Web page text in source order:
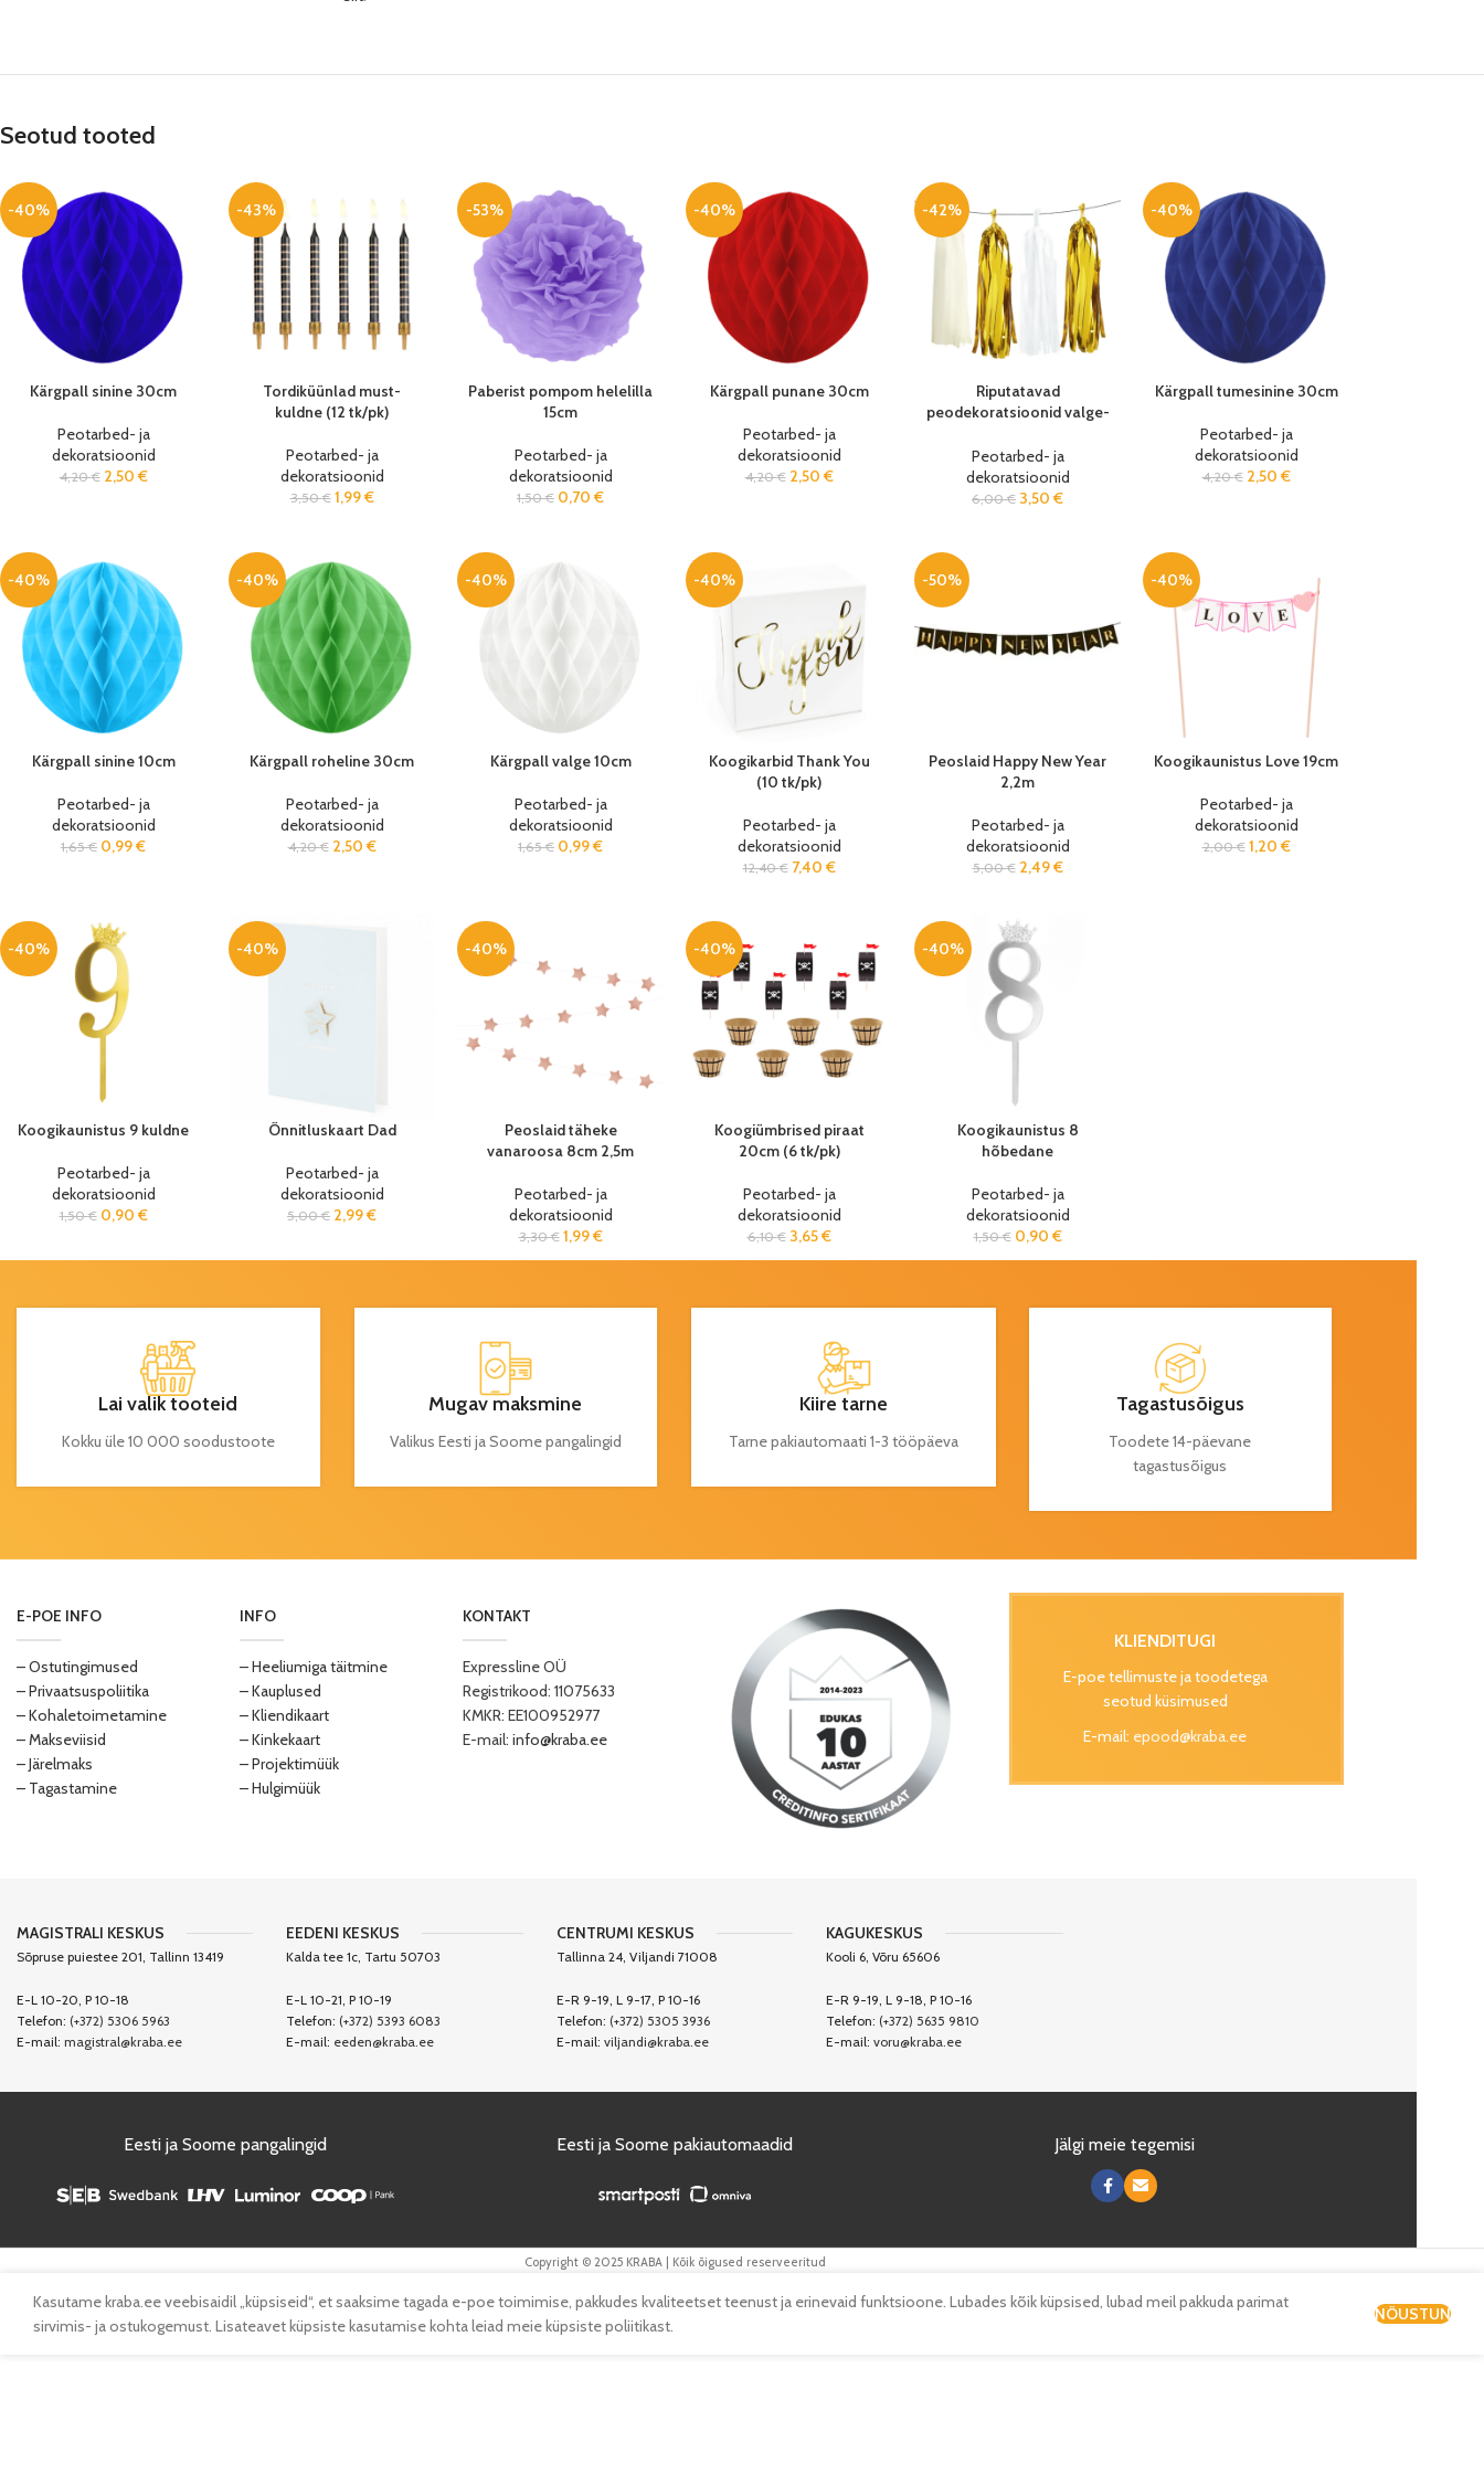
Seotud tooted
-40%
Kärgpall sinine 30cm
Peotarbed- ja
dekoratsioonid
4,20€ 2,50 €
-43%
Tordiküünlad must-
kuldne (12 tk/pk)
Peotarbed- ja
dekoratsioonid
3,50€ 1,99€
-53%
Paberist pompom helelilla
15cm
Peotarbed- ja
dekoratsioonid
1,50€ 0,70 €
-40%
Kärgpall punane 30cm
Peotarbed- ja
dekoratsioonid
4,20€ 2,50 €
-42%
Riputatavad
peodekoratsioonid valge-
Peotarbed- ja
dekoratsioonid
6,00€ 3,50 €
-40%
Kärgpall tumesinine 30cm
Peotarbed- ja
dekoratsioonid
4,20€ 2,50 €
-40%
Kärgpall sinine 10cm
Peotarbed- ja
dekoratsioonid
1,65€ 0,99€
-40%
Kärgpall roheline 30cm
Peotarbed- ja
dekoratsioonid
4,20€ 2,50 €
-40%
Kärgpall valge 10cm
Peotarbed- ja
dekoratsioonid
1,65€ 0,99€
-40%
Koogikarbid Thank You
(10 tk/pk)
Peotarbed- ja
dekoratsioonid
12,40€ 7,40 €
-50%
Peoslaid Happy New Year
2,2m
Peotarbed- ja
dekoratsioonid
5,00€ 2,49€
-40%
Koogikaunistus Love 19cm
Peotarbed- ja
dekoratsioonid
2,00€ 1,20 €
-40%
Koogikaunistus 9 kuldne
Peotarbed- ja
dekoratsioonid
1,50€ 0,90 €
-40%
Õnnitluskaart Dad
Peotarbed- ja
dekoratsioonid
5,00€ 2,99€
-40%
Peoslaid täheke
vanaroosa 8cm 2,5m
Peotarbed- ja
dekoratsioonid
3,30€ 1,99€
-40%
Koogiümbrised piraat
20cm (6 tk/pk)
Peotarbed- ja
dekoratsioonid
6,10€ 3,65€
-40%
Koogikaunistus 8
hõbedane
Peotarbed- ja
dekoratsioonid
1,50€ 0,90 €
Lai valik tooteid
Kokku üle 10 000 soodustoote
Mugav maksmine
Valikus Eesti ja Soome pangalingid
Kiire tarne
Tarne pakiautomaati 1-3 tööpäeva
Tagastusõigus
Toodete 14-päevane
tagastusõigus
E-POE INFO
– Ostutingimused
– Privaatsuspoliitika
– Kohaletoimetamine
– Makseviisid
– Järelmaks
– Tagastamine
INFO
– Heeliumiga täitmine
– Kauplused
– Kliendikaart
– Kinkekaart
– Projektimüük
– Hulgimüük
KONTAKT
Expressline OÜ
Registrikood: 11075633
KMKR: EE100952977
E-mail: info@kraba.ee
KLIENDITUGI
E-poe tellimuste ja toodetega
seotud küsimused
E-mail: epood@kraba.ee
MAGISTRALI KESKUS
Sõpruse puiestee 201, Tallinn 13419
E-L 10-20, P 10-18
Telefon: (+372) 5306 5963
E-mail: magistral@kraba.ee
EEDENI KESKUS
Kalda tee 1c, Tartu 50703
E-L 10-21, P 10-19
Telefon: (+372) 5393 6083
E-mail: eeden@kraba.ee
CENTRUMI KESKUS
Tallinna 24, Viljandi 71008
E-R 9-19, L 9-17, P 10-16
Telefon: (+372) 5305 3936
E-mail: viljandi@kraba.ee
KAGUKESKUS
Kooli 6, Võru 65606
E-R 9-19, L 9-18, P 10-16
Telefon: (+372) 5635 9810
E-mail:voru@kraba.ee
Eesti ja Soome pangalingid Eesti ja Soome pakiautomaadid Jälgi meie tegemisi
Copyright © 2025 KRABA | Kõik õigused reserveeritud
Kasutame kraba.ee veebisaidil „küpsiseid“, et saaksime tagada e-poe toimimise, pakkudes kvaliteetset teenust ja erinevaid funktsioone. Lubades kõik küpsised, lubad meil pakkuda parimat
sirvimis- ja ostukogemust. Lisateavet küpsiste kasutamise kohta leiad meie küpsiste poliitikast.
NÕUSTUN